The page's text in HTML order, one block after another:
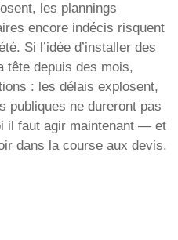
les plannings
encore indécis risquent
Si l’idée d’installer des
tête depuis des mois,
: les délais explosent,
publiques ne dureront pas
il faut agir maintenant — et
dans la course aux devis.